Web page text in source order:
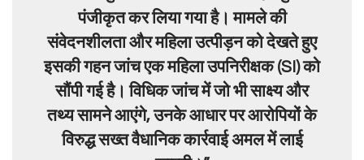
पंजीकृत कर लिया गया है। मामले की
संवेदनशीलता और महिला उत्पीड़न को देखते हुए
इसकी गहन जांच एक महिला उपनिरीक्षक (SI) को
सौंपी गई है। विधिक जांच में जो भी साक्ष्य और
तथ्य सामने आएंगे, उनके आधार पर आरोपियों के
विरुद्ध सख्त वैधानिक कार्रवाई अमल में लाई